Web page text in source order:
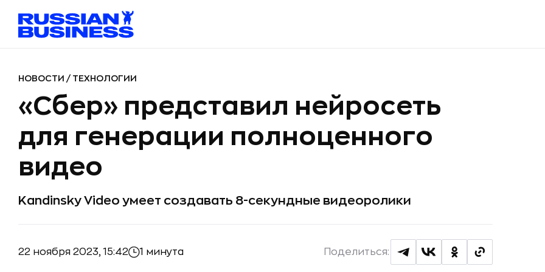
НОВОСТИ / ТЕХНОЛОГИИ
«Сбер» представил нейросеть
для генерации полноценного
видео
Kandinsky Video умеет создавать 8-секундные видеоролики
22 ноября 2023, 15:42 1 минута Поделиться: